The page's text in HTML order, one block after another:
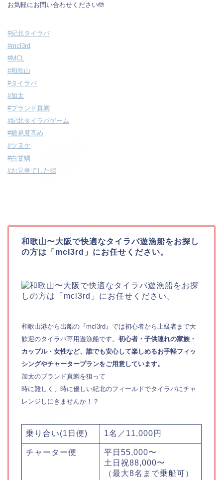
お気軽にお問い合わせください🤲
#紀北タイラバ
#mcl3rd
#MCL
#和歌山
#タイラバ
#加太
#ブランド真鯛
#紀北タイラバゲーム
#難易度高め
#ツヌケ
#白甘鯛
#お見事でした👏
和歌山〜大阪で快適なタイラバ遊漁船をお探し
の方は「mcl3rd」にお任せください。
和歌山港から出船の『mcl3rd』では初心者から上級者まで大
歓迎のタイラバ専用遊漁船です。 初心者・子供連れの家族・
カップル・女性など、誰でも安心して楽しめるお手軽フィッ
シングやチャータープランをご用意しています。
加太のブランド真鯛を狙って
時に難しく、時に優しい紀北のフィールドでタイラバにチャ
レンジしにきませんか！？
乗り合い(1日便) 1名／11,000円
チャーター便
平日55,000〜
土日祝88,000〜
（最大8名まで乗船可）